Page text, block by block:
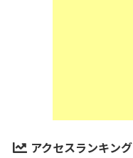
アクセスランキング